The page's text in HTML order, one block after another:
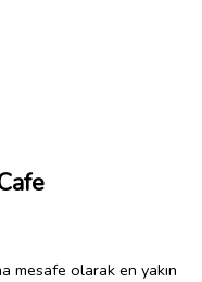
mesafe olarak en yakın